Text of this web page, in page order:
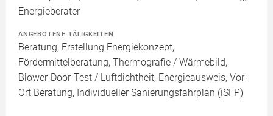
Energieberater
ANGEBOTENE TÄTIGKEITEN
Beratung, Erstellung Energiekonzept,
Fördermittelberatung, Thermografie / Wärmebild,
Blower-Door-Test / Luftdichtheit, Energieausweis, Vor-
Ort Beratung, Individueller Sanierungsfahrplan (iSFP)